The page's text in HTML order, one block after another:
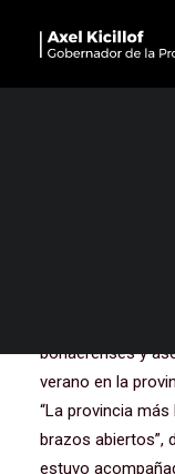
verano
bonaerenses y
verano en la
“La provincia
brazos abiertos”,
estuvo